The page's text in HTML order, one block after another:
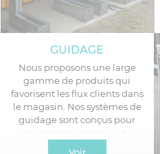
magasin.
GUIDAGE
Nous proposons une large
gamme de produits qui
favorisent les flux clients dans
le magasin. Nos systèmes de
guidage sont conçus pour
une gestion optimale des
entrées et des sorties dans